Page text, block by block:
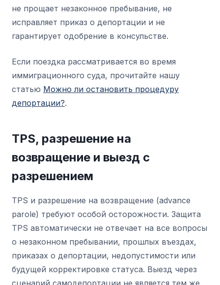
не прощает незаконное пребывание, не
исправляет приказ о депортации и не
гарантирует одобрение в консульстве.
Если поездка рассматривается во время
иммиграционного суда, прочитайте нашу
статью Можно ли остановить процедуру
депортации?.
TPS, разрешение на
возвращение и выезд с
разрешением
TPS и разрешение на возвращение (advance
parole) требуют особой осторожности. Защита
TPS автоматически не отвечает на все вопросы
о незаконном пребывании, прошлых въездах,
приказах о депортации, недопустимости или
будущей корректировке статуса. Выезд через
сценарий самодепортации не является тем же